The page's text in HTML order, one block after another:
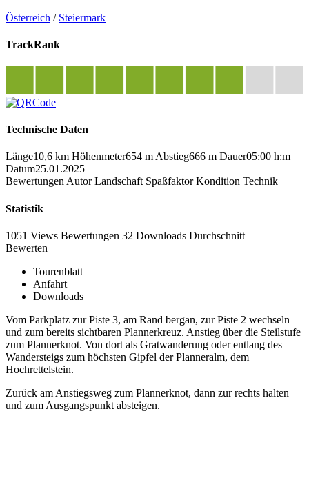
Österreich / Steiermark
TrackRank
Technische Daten
Länge10,6 km Höhenmeter654 m Abstieg666 m Dauer05:00 h:m
Datum25.01.2025
Bewertungen Autor Landschaft Spaßfaktor Kondition Technik
Statistik
1051 Views Bewertungen 32 Downloads Durchschnitt
Bewerten
Tourenblatt
Anfahrt
Downloads
Vom Parkplatz zur Piste 3, am Rand bergan, zur Piste 2 wechseln
und zum bereits sichtbaren Plannerkreuz. Anstieg über die Steilstufe
zum Plannerknot. Von dort als Gratwanderung oder entlang des
Wandersteigs zum höchsten Gipfel der Planneralm, dem
Hochrettelstein.
Zurück am Anstiegsweg zum Plannerknot, dann zur rechts halten
und zum Ausgangspunkt absteigen.